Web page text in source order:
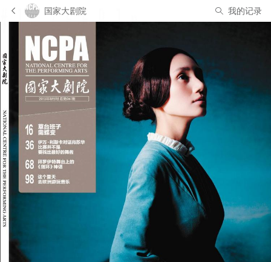
国家大剧院 我的记录